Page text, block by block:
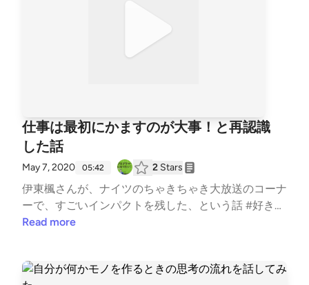
仕事は最初にかますのが大事！と再認識
した話
May 7, 2020 05:42 2 Stars
伊東楓さんが、ナイツのちゃきちゃき大放送のコーナ
ーで、すごいインパクトを残した、という話 #好きな
○○について語る #今日何した？ #はじめまして #プロ
Read more